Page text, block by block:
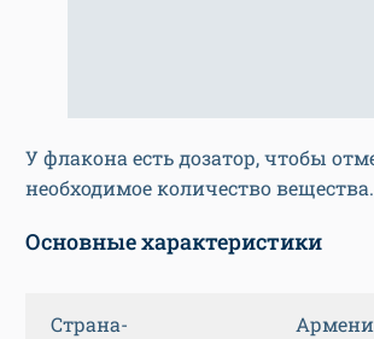
У флакона есть дозатор, чтобы
необходимое количество вещества.
Основные характеристики
Страна-